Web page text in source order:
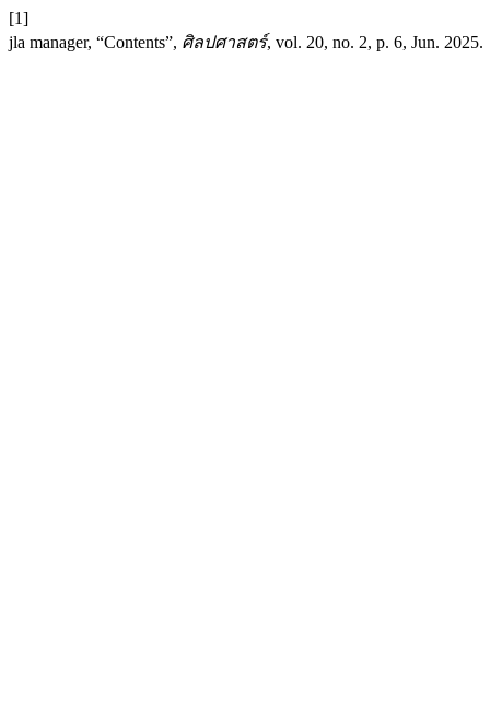
[1]
jla manager, “Contents”, ศิลปศาสตร์, vol. 20, no. 2, p. 6, Jun. 2025.